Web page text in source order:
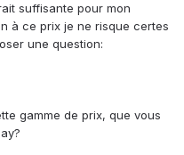
suffisante pour mon
à ce prix je ne risque certes
une question:
gamme de prix, que vous